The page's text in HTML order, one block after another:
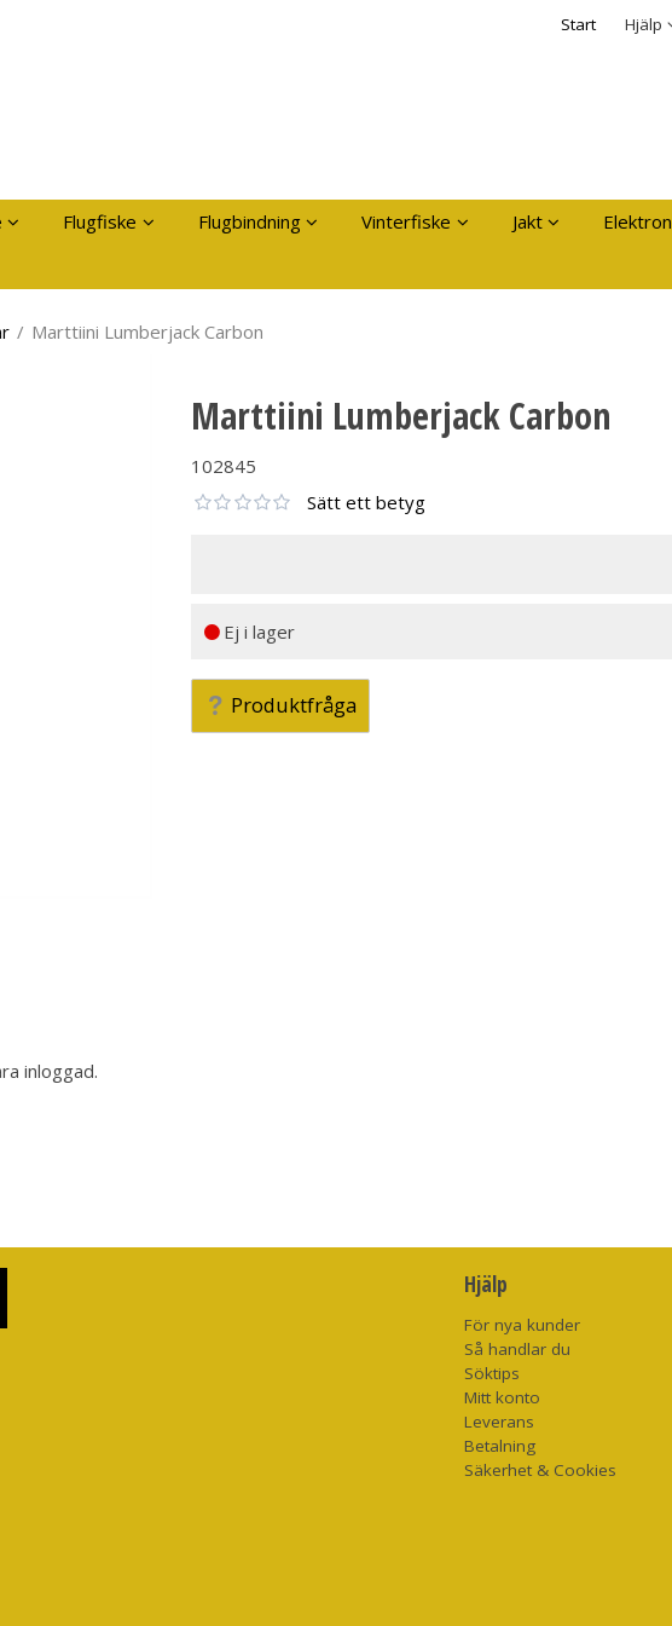
Start Hjälp
Säkerhet &
Kom ihåg mig
Flugfiske Flugbindning Vinterfiske Jakt
/ Marttiini Lumberjack Carbon
Marttiini Lumberjack Carbon
102845
Sätt ett betyg
Ej i lager
Produktfråga
inloggad.
Hjälp
För nya kunder
Så handlar du
Söktips
Mitt konto
Leverans
Betalning
Säkerhet & Cookies